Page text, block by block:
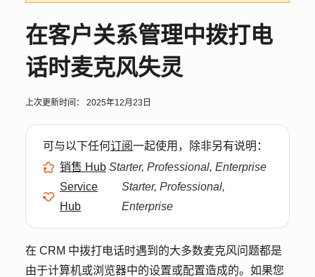
在客户关系管理中拨打电
话时麦克风失灵
上次更新时间： 2025年12月23日
可与以下任何订阅一起使用，除非另有说明：
销售 Hub Starter, Professional, Enterprise
Service
Hub
Starter, Professional,
Enterprise
在 CRM 中拨打电话时遇到的大多数麦克风问题都是
由于计算机或浏览器中的设置或配置造成的。如果您